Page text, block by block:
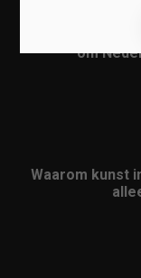
Waarom
om
Waarom kunst